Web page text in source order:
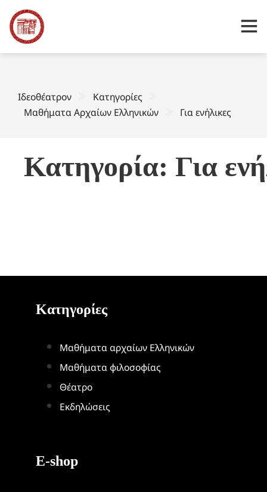
Ιδεοθέατρον
Κατηγορίες
Μαθήματα Αρχαίων Ελληνικών
Για ενήλικες
Κατηγορία: Για
Κατηγορίες
Μαθήματα αρχαίων Ελληνικών
Μαθήματα φιλοσοφίας
Θέατρο
Εκδηλώσεις
E-shop